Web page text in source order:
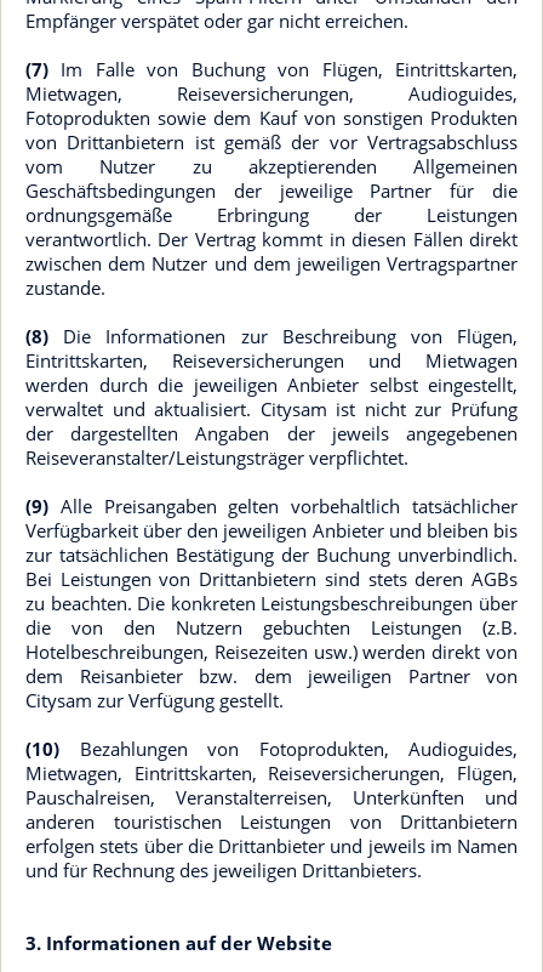
Empfänger verspätet oder gar nicht erreichen.
(7) Im Falle von Buchung von Flügen, Eintrittskarten,
Mietwagen, Reiseversicherungen, Audioguides,
Fotoprodukten sowie dem Kauf von sonstigen Produkten
von Drittanbietern ist gemäß der vor Vertragsabschluss
vom Nutzer zu akzeptierenden Allgemeinen
Geschäftsbedingungen der jeweilige Partner für die
ordnungsgemäße Erbringung der Leistungen
verantwortlich. Der Vertrag kommt in diesen Fällen direkt
zwischen dem Nutzer und dem jeweiligen Vertragspartner
zustande.
(8) Die Informationen zur Beschreibung von Flügen,
Eintrittskarten, Reiseversicherungen und Mietwagen
werden durch die jeweiligen Anbieter selbst eingestellt,
verwaltet und aktualisiert. Citysam ist nicht zur Prüfung
der dargestellten Angaben der jeweils angegebenen
Reiseveranstalter/Leistungsträger verpflichtet.
(9) Alle Preisangaben gelten vorbehaltlich tatsächlicher
Verfügbarkeit über den jeweiligen Anbieter und bleiben bis
zur tatsächlichen Bestätigung der Buchung unverbindlich.
Bei Leistungen von Drittanbietern sind stets deren AGBs
zu beachten. Die konkreten Leistungsbeschreibungen über
die von den Nutzern gebuchten Leistungen (z.B.
Hotelbeschreibungen, Reisezeiten usw.) werden direkt von
dem Reisanbieter bzw. dem jeweiligen Partner von
Citysam zur Verfügung gestellt.
(10) Bezahlungen von Fotoprodukten, Audioguides,
Mietwagen, Eintrittskarten, Reiseversicherungen, Flügen,
Pauschalreisen, Veranstalterreisen, Unterkünften und
anderen touristischen Leistungen von Drittanbietern
erfolgen stets über die Drittanbieter und jeweils im Namen
und für Rechnung des jeweiligen Drittanbieters.
3. Informationen auf der Website